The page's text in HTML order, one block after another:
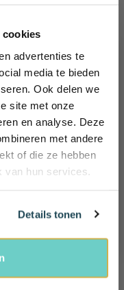
cookies
advertenties te
media te bieden
Ook delen we
site met onze
en analyse. Deze
met andere
of die ze hebben
hun services.
Details tonen
vanaf 60,-
Uiteraard mag je het